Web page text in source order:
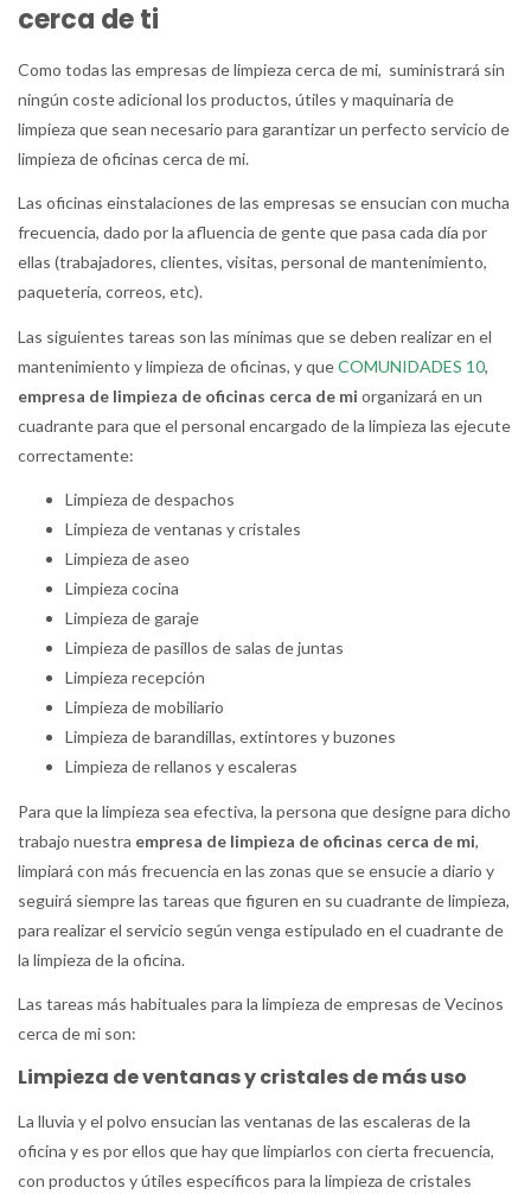
cerca de ti
Como todas las empresas de limpieza cerca de mi, suministrará sin
ningún coste adicional los productos, útiles y maquinaria de
limpieza que sean necesario para garantizar un perfecto servicio de
limpieza de oficinas cerca de mi.
Las oficinas einstalaciones de las empresas se ensucian con mucha
frecuencia, dado por la afluencia de gente que pasa cada día por
ellas (trabajadores, clientes, visitas, personal de mantenimiento,
paquetería, correos, etc).
Las siguientes tareas son las mínimas que se deben realizar en el
mantenimiento y limpieza de oficinas, y queCOMUNIDADES 10,
empresa de limpieza de oficinas cerca de mi organizará en un
cuadrante para que el personal encargado de la limpieza las ejecute
correctamente:
Limpieza de despachos
Limpieza de ventanas y cristales
Limpieza de aseo
Limpieza cocina
Limpieza de garaje
Limpieza de pasillos de salas de juntas
Limpieza recepción
Limpieza de mobiliario
Limpieza de barandillas, extintores y buzones
Limpieza de rellanos y escaleras
Para que la limpieza sea efectiva, la persona que designe para dicho
trabajo nuestra empresa de limpieza de oficinas cerca de mi,
limpiará con más frecuencia en las zonas que se ensucie a diario y
seguirá siempre las tareas que figuren en su cuadrante de limpieza,
para realizar el servicio según venga estipulado en el cuadrante de
la limpieza de la oficina.
Las tareas más habituales para la limpieza de empresas de Vecinos
cerca de mi son:
Limpieza de ventanas y cristales de más uso
La lluvia y el polvo ensucian las ventanas de las escaleras de la
oficina y es por ellos que hay que limpiarlos con cierta frecuencia,
con productos y útiles específicos para la limpieza de cristales